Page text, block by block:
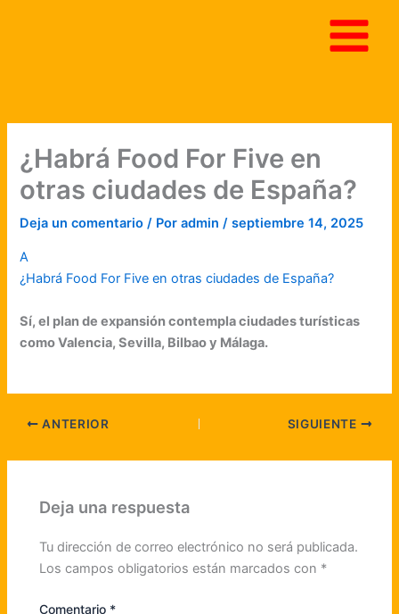
¿Habrá Food For Five en
otras ciudades de España?
Deja un comentario / Poradmin/septiembre 14, 2025
A
¿Habrá Food For Five en otras ciudades de España?
Sí, el plan de expansión contempla ciudades turísticas
como Valencia, Sevilla, Bilbao y Málaga.
ANTERIOR SIGUIENTE
Deja una respuesta
Tu dirección de correo electrónico no será publicada.
Los campos obligatorios están marcados con *
Comentario *